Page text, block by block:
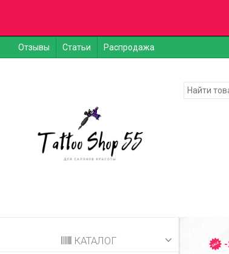
Отзывы Статьи Распродажа
КАТАЛОГ -